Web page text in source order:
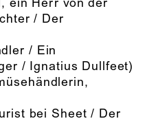
ein Herr von der
/ Der
/ Ein
/ Ignatius Dullfeet)
bei Sheet / Der